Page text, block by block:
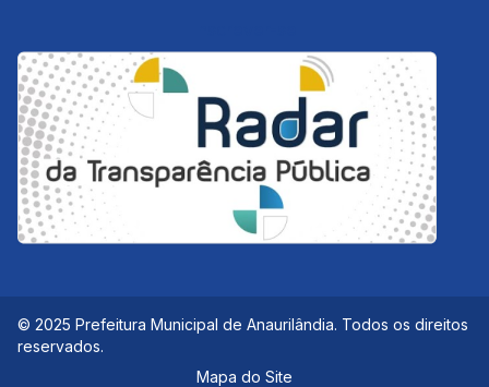
© 2025 Prefeitura Municipal de Anaurilândia. Todos os direitos
reservados.
Mapa do Site